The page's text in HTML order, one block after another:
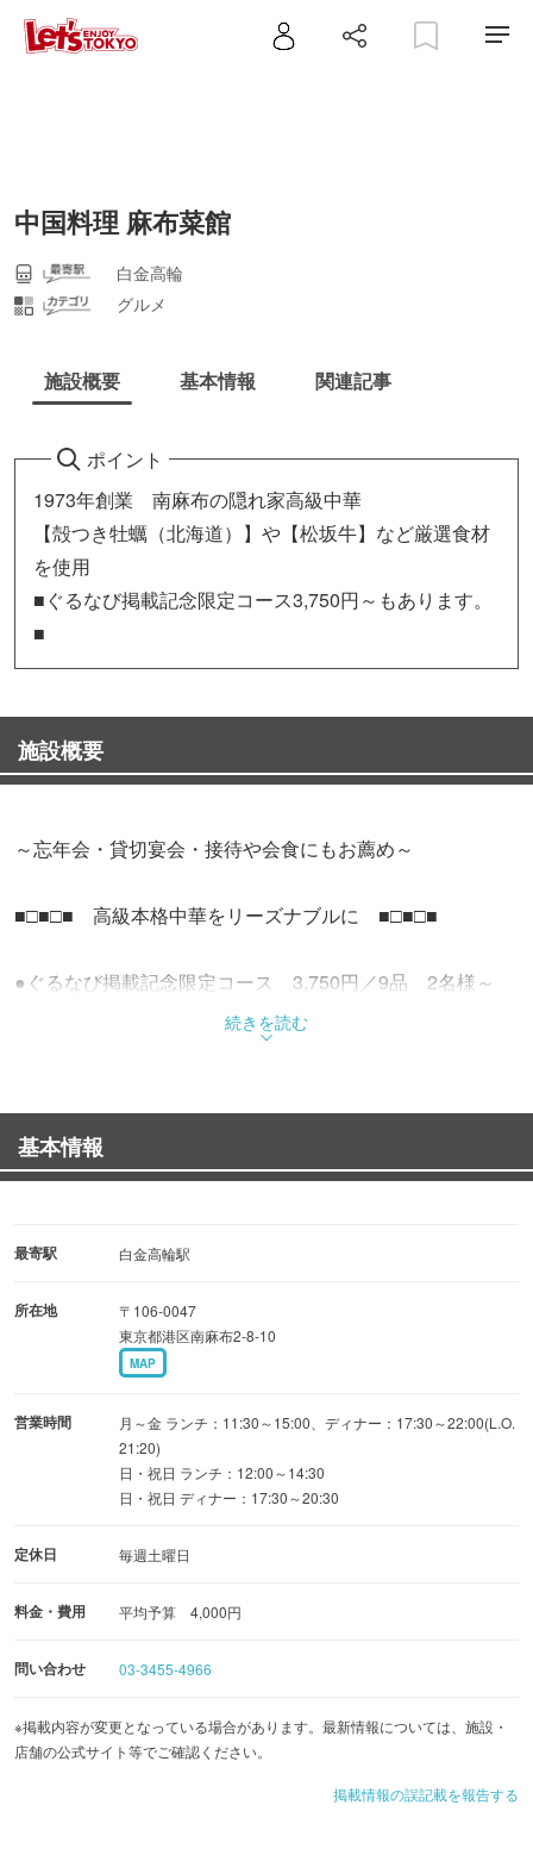
中国料理 麻布菜館
白金高輪
グルメ
施設概要 基本情報 関連記事
ポイント
1973年創業 南麻布の隠れ家高級中華
【殻つき牡蠣（北海道）】や【松坂牛】など厳選食材
を使用
■ぐるなび掲載記念限定コース3,750円～もあります。
■
施設概要
～忘年会・貸切宴会・接待や会食にもお薦め～
■□■□■ 高級本格中華をリーズナブルに ■□■□■
●ぐるなび掲載記念限定コース 3,750円／9品 2名様～
⇒女性に人気のデザート「杏仁豆腐」付きコース
⇒超お得！人気のアラカルトベストを集めたコース
●厳選・プレミアムコース 8,400円／10品 5名様～
★フカヒレ★金目鯛★伊勢海老★松坂牛
■□■□■□■□■□■□■□■□■□■□■□■□■□
～貸切宴会承ります～
◆最大60名様までレイアウトや人数・お料理などご相談下
さい
～1973年創業、約40年近く続く理由～
◆厳選した食材を季節ごとに仕入れ、お客様をあきさせま
せん
幅広く支持されています
続きを読む
基本情報
最寄駅 白金高輪駅
所在地
〒106-0047
東京都港区南麻布2-8-10
MAP
営業時間
月～金 ランチ：11:30～15:00、ディナー：17:30～22:00(L.O.
21:20)
日・祝日 ランチ：12:00～14:30
日・祝日 ディナー：17:30～20:30
定休日 毎週土曜日
料金・費用 平均予算 4,000円
問い合わせ 03-3455-4966
※掲載内容が変更となっている場合があります。最新情報については、施設・
店舗の公式サイト等でご確認ください。
掲載情報の誤記載を報告する